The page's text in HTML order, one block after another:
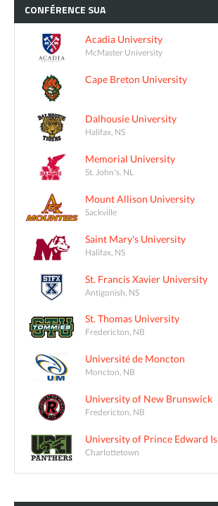
CONFÉRENCE SUA
Acadia University
McMaster University
Cape Breton University
Dalhousie University
Halifax, NS
Memorial University
St. John's, NL
Mount Allison University
Sackville
Saint Mary's University
Halifax, NS
St. Francis Xavier University
Antigonish, NS
St. Thomas University
Fredericton, NB
Université de Moncton
Moncton, NB
University of New Brunswick
Fredericton, NB
University of Prince Edward
Charlottetown